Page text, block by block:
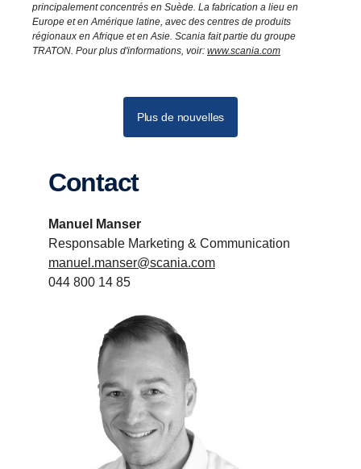
principalement concentrés en Suède. La fabrication a lieu en
Europe et en Amérique latine, avec des centres de produits
régionaux en Afrique et en Asie. Scania fait partie du groupe
TRATON. Pour plus d'informations, voir: www.scania.com
Plus de nouvelles
Contact
Manuel Manser
Responsable Marketing & Communication
manuel.manser@scania.com
044 800 14 85